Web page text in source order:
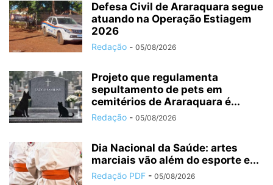
Defesa Civil de Araraquara segue
atuando na Operação Estiagem
2026
Redação - 05/08/2026
Projeto que regulamenta
sepultamento de pets em
cemitérios de Araraquara é...
Redação - 05/08/2026
Dia Nacional da Saúde: artes
marciais vão além do esporte e...
Redação PDF - 05/08/2026